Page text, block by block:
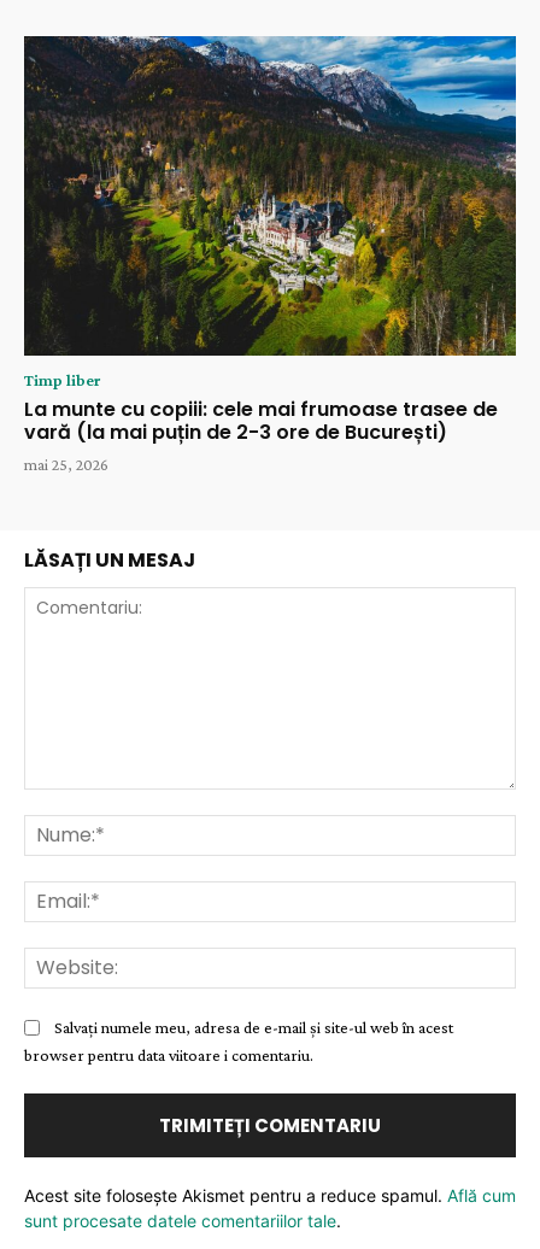
Timp liber
La munte cu copiii: cele mai frumoase trasee de
vară (la mai puțin de 2-3 ore de București)
mai 25, 2026
LĂSAȚI UN MESAJ
Salvați numele meu, adresa de e-mail și site-ul web în acest
browser pentru data viitoare i comentariu.
Acest site folosește Akismet pentru a reduce spamul. Află cum
sunt procesate datele comentariilor tale.